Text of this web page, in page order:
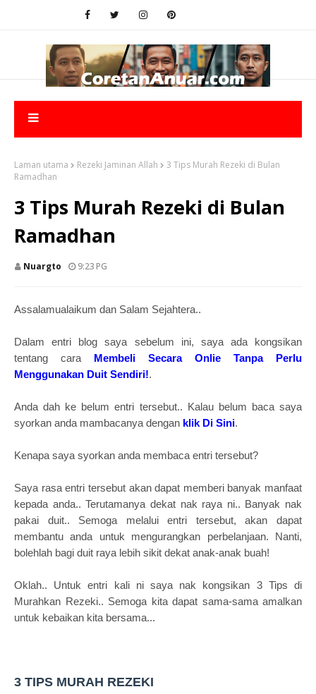
Laman utama Rezeki Jaminan Allah
3 Tips Murah Rezeki di Bulan
Ramadhan
3 Tips Murah Rezeki di Bulan
Ramadhan
Nuargto 9:23 PG
Assalamualaikum dan Salam Sejahtera..
Dalam entri blog saya sebelum ini, saya ada kongsikan
tentang cara Membeli Secara Onlie Tanpa Perlu
Menggunakan Duit Sendiri!.
Anda dah ke belum entri tersebut.. Kalau belum baca saya
syorkan anda mambacanya dengan klik Di Sini.
Kenapa saya syorkan anda membaca entri tersebut?
Saya rasa entri tersebut akan dapat memberi banyak manfaat
kepada anda.. Terutamanya dekat nak raya ni.. Banyak nak
pakai duit.. Semoga melalui entri tersebut, akan dapat
membantu anda untuk mengurangkan perbelanjaan. Nanti,
bolehlah bagi duit raya lebih sikit dekat anak-anak buah!
Oklah.. Untuk entri kali ni saya nak kongsikan 3 Tips di
Murahkan Rezeki.. Semoga kita dapat sama-sama amalkan
untuk kebaikan kita bersama...
3 TIPS MURAH REZEKI